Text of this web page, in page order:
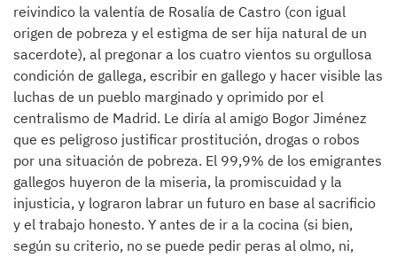
reivindico la valentía de Rosalía de Castro (con igual
origen de pobreza y el estigma de ser hija natural de un
sacerdote), al pregonar a los cuatro vientos su orgullosa
condición de gallega, escribir en gallego y hacer visible las
luchas de un pueblo marginado y oprimido por el
centralismo de Madrid. Le diría al amigo Bogor Jiménez
que es peligroso justificar prostitución, drogas o robos
por una situación de pobreza. El 99,9% de los emigrantes
gallegos huyeron de la miseria, la promiscuidad y la
injusticia, y lograron labrar un futuro en base al sacrificio
y el trabajo honesto. Y antes de ir a la cocina (si bien,
según su criterio, no se puede pedir peras al olmo, ni,